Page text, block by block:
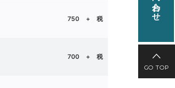
GO TOP
750 + 税
700 + 税